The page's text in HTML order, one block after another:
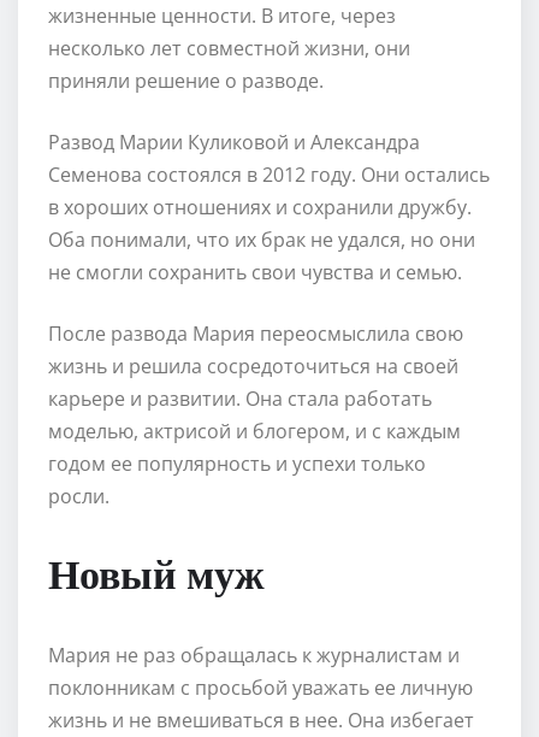
жизненные ценности. В итоге, через
несколько лет совместной жизни, они
приняли решение о разводе.
Развод Марии Куликовой и Александра
Семенова состоялся в 2012 году. Они остались
в хороших отношениях и сохранили дружбу.
Оба понимали, что их брак не удался, но они
не смогли сохранить свои чувства и семью.
После развода Мария переосмыслила свою
жизнь и решила сосредоточиться на своей
карьере и развитии. Она стала работать
моделью, актрисой и блогером, и с каждым
годом ее популярность и успехи только
росли.
Новый муж
Мария не раз обращалась к журналистам и
поклонникам с просьбой уважать ее личную
жизнь и не вмешиваться в нее. Она избегает